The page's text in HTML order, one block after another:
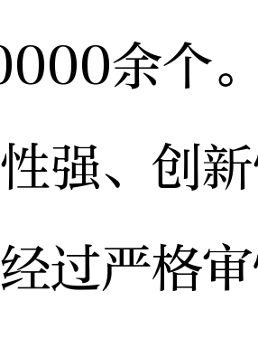
余个
强、创
过严格